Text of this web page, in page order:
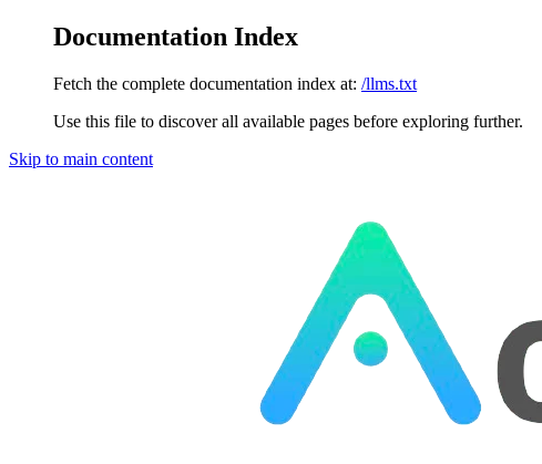
Documentation Index
Fetch the complete documentation index at: /llms.txt
Use this file to discover all available pages before exploring further.
Skip to main content